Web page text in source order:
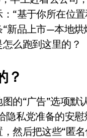
大众遇冷、高端梦碎
？不，比Model 3有
特把EA买了，但背了
给MacBook充电了！
启动先看蜘蛛侠？”车
庭版和专业版，选错
“基于你所在位
新品上市—本地
么跑到这里的？
？
的“广告”选项
隐私党准备的安
然后把这些“匿